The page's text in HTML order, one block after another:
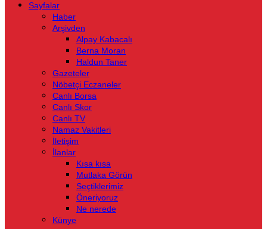
Sayfalar
Haber
Arşivden
Alpay Kabacalı
Berna Moran
Haldun Taner
Gazeteler
Nöbetçi Eczaneler
Canlı Borsa
Canlı Skor
Canlı TV
Namaz Vakitleri
İletişim
İlanlar
Kısa kısa
Mutlaka Görün
Seçtiklerimiz
Öneriyoruz
Ne nerede
Künye